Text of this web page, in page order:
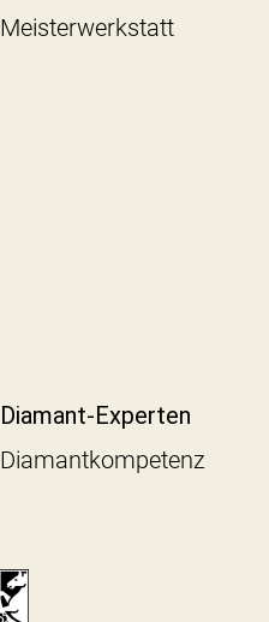
Meisterwerkstatt
Diamant-Experten
Diamantkompetenz